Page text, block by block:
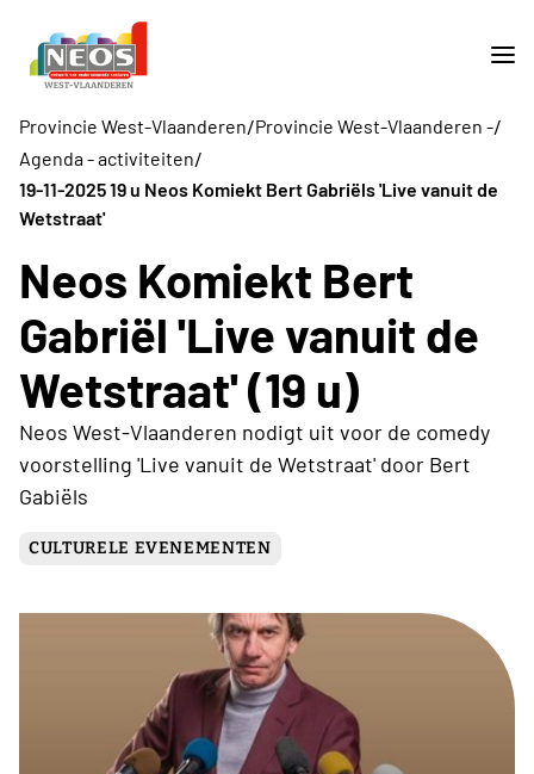
Provincie West-Vlaanderen/Provincie West-Vlaanderen -/
Agenda - activiteiten/
19-11-2025 19 u Neos Komiekt Bert Gabriëls 'Live vanuit de
Wetstraat'
Neos Komiekt Bert
Gabriël 'Live vanuit de
Wetstraat' (19 u)
Neos West-Vlaanderen nodigt uit voor de comedy
voorstelling 'Live vanuit de Wetstraat' door Bert
Gabiëls
CULTURELE EVENEMENTEN